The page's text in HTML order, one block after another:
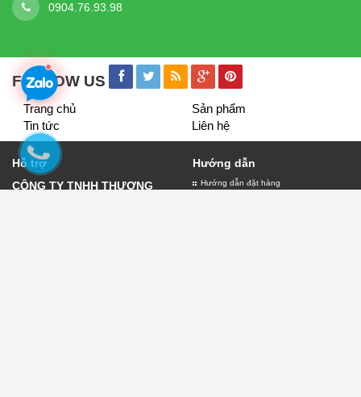
0904.76.93.98
FOLLOW US
Trang chủ
Sản phẩm
Tin tức
Liên hệ
Hỗ trợ
CÔNG TY TNHH THƯƠNG
Hướng dẫn
Hướng dẫn đặt hàng